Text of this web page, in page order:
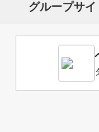
い
グループサイ